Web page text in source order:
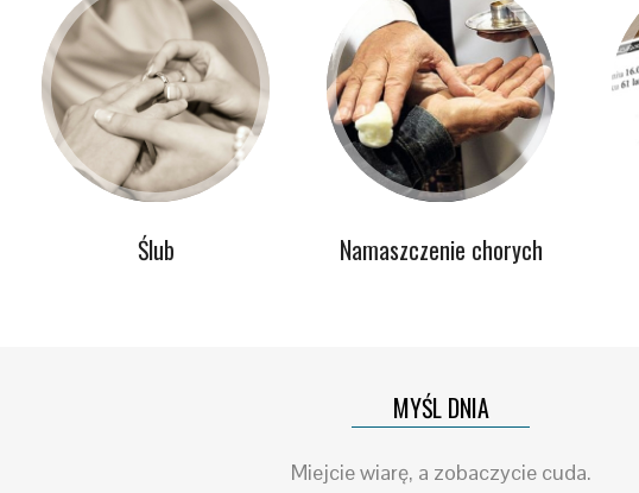
Ślub Namaszczenie chorych
MYŚL DNIA
Miejcie wiarę, a zobaczycie cuda.